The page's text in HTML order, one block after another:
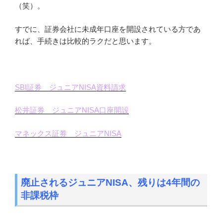
（笑）。
すでに、証券会社に未成年口座を開設されている方であ
れば、手続きは比較的ラクだと思います。
SBI証券 ジュニアNISA資料請求
松井証券 ジュニアNISA口座開設
マネックス証券 ジュニアNISA
廃止されるジュニアNISA、残りは4年間の
非課税枠